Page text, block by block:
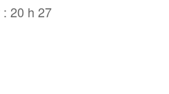
: 20 h 27